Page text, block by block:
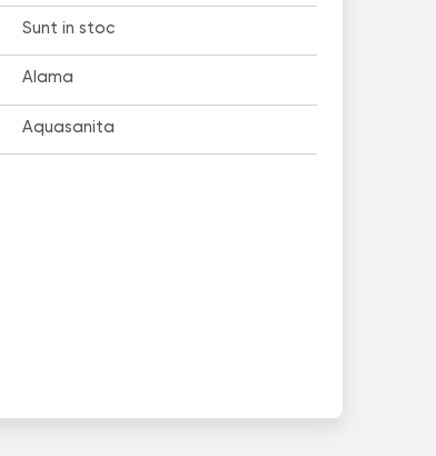
Sunt in stoc
Alama
Aquasanita